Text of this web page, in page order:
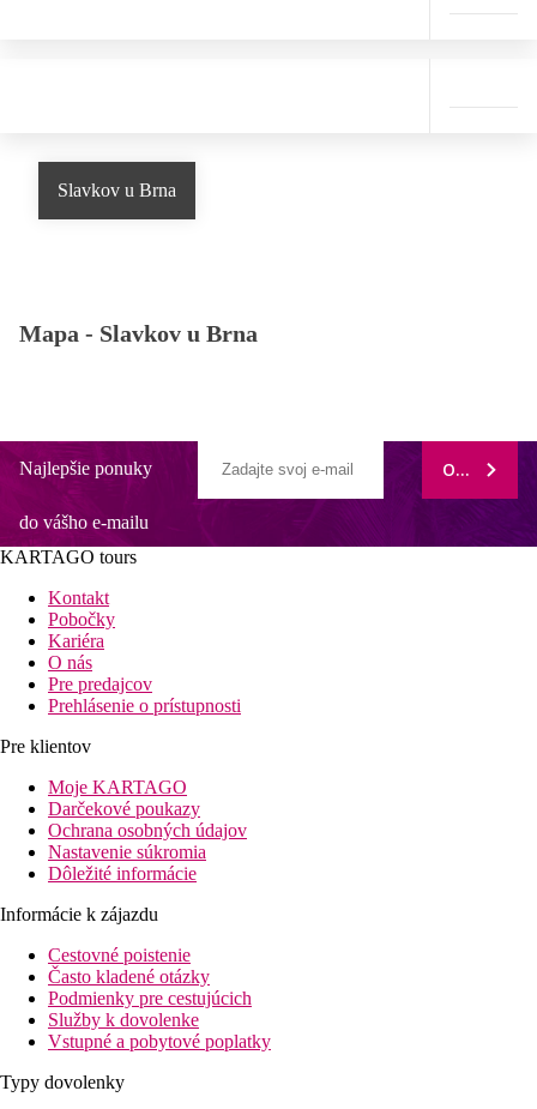
Slavkov u Brna
Mapa - Slavkov u Brna
Najlepšie ponuky
do vášho e-mailu
ODOBERAŤ
KARTAGO tours
Kontakt
Pobočky
Kariéra
O nás
Pre predajcov
Prehlásenie o prístupnosti
Pre klientov
Moje KARTAGO
Darčekové poukazy
Ochrana osobných údajov
Nastavenie súkromia
Dôležité informácie
Informácie k zájazdu
Cestovné poistenie
Často kladené otázky
Podmienky pre cestujúcich
Služby k dovolenke
Vstupné a pobytové poplatky
Typy dovolenky